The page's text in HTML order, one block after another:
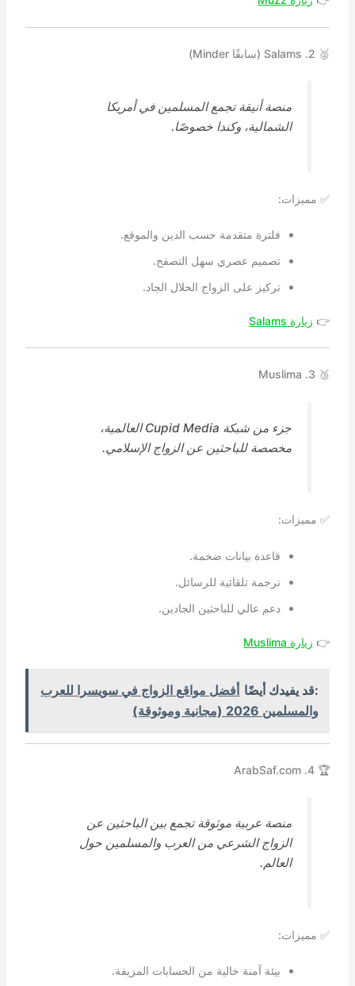
🥈 2. Salams (سابقًا Minder)
منصة أنيقة تجمع المسلمين في أمريكا
الشمالية، وكندا خصوصًا.
✅ مميزات:
فلترة متقدمة حسب الدين والموقع.
تصميم عصري سهل التصفح.
تركيز على الزواج الحلال الجاد.
👉 زيارة Salams
🥉 3. Muslima
جزء من شبكة Cupid Media العالمية،
مخصصة للباحثين عن الزواج الإسلامي.
✅ مميزات:
قاعدة بيانات ضخمة.
ترجمة تلقائية للرسائل.
دعم عالي للباحثين الجادين.
👉 زيارة Muslima
:قد يفيدك أيضًا أفضل مواقع الزواج في سويسرا للعرب
والمسلمين 2026 (مجانية وموثوقة)
🏆 4. ArabSaf.com
منصة عربية موثوقة تجمع بين الباحثين عن
الزواج الشرعي من العرب والمسلمين حول
العالم.
✅ مميزات:
بيئة آمنة خالية من الحسابات المزيفة.